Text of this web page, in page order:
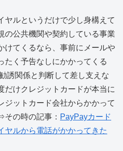
ヤルというだけで少し身構えて
の公共機関や契約している事業
けてくるなら、事前にメールや
たく予告なしにかかってくる
誘関係と判断して差し支えな
だけクレジットカードが本当に
ジットカード会社からかかって
の時の記事： PayPayカード
ヤルから電話がかかってきた